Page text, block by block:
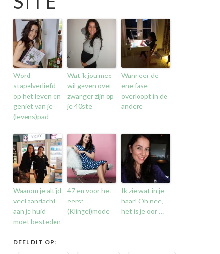
Word
stapelverliefd
op het leven en
geniet van je
(levens)pad
Wat ik jou mee
wil geven over
zwanger zijn op
je 40ste
Wanneer de
ene fase
overloopt in de
andere
Waarom je altijd
veel aandacht
aan je huid
moet besteden
47 en voor het
eerst
(Klingel)model
Ik zie wat in je
haar! Oh nee,
het is je oor …
DEEL DIT OP: